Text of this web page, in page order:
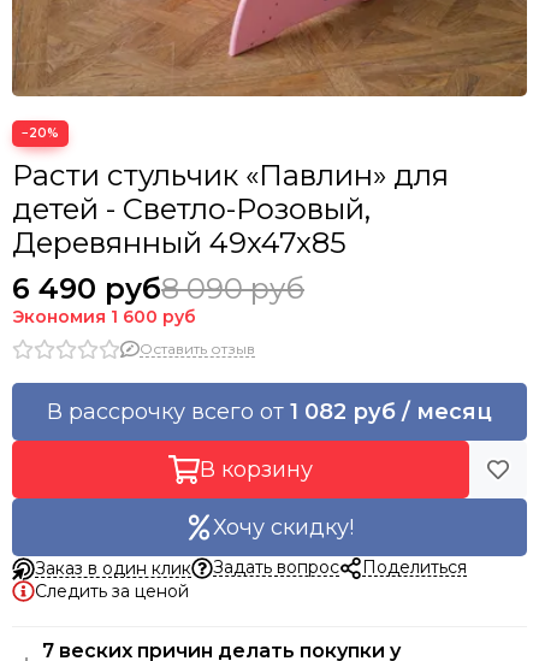
−20%
Расти стульчик «Павлин» для
детей - Светло-Розовый,
Деревянный 49x47x85
6 490 руб8 090 руб
Экономия 1 600 руб
Оставить отзыв
В рассрочку всего от 1 082 руб / месяц
В корзину
Хочу скидку!
Заказ в один клик Задать вопрос
Поделиться
Следить за ценой
7 веских причин делать покупки у